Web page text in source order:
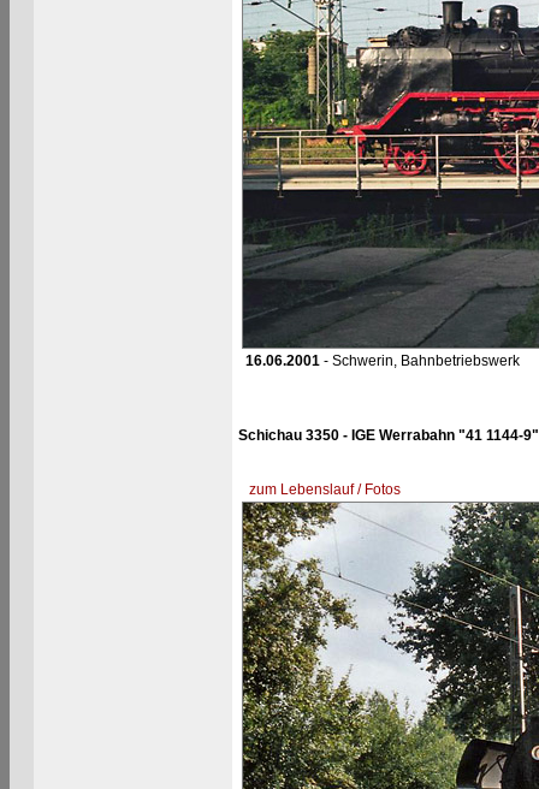
16.06.2001- Schwerin, Bahnbetriebswerk
Schichau 3350 - IGE Werrabahn "41 1144-9"
zum Lebenslauf / Fotos